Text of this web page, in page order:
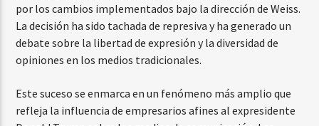
por los cambios implementados bajo la dirección de Weiss.
La decisión ha sido tachada de represiva y ha generado un
debate sobre la libertad de expresión y la diversidad de
opiniones en los medios tradicionales.
Este suceso se enmarca en un fenómeno más amplio que
refleja la influencia de empresarios afines al expresidente